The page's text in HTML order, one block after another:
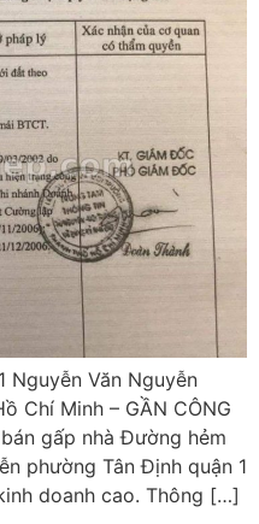
Nguyễn Văn Nguyễn
Chí Minh – GẦN CÔNG
bán gấp nhà Đường hẻm
phường Tân Định quận 1
doanh cao. Thông […]